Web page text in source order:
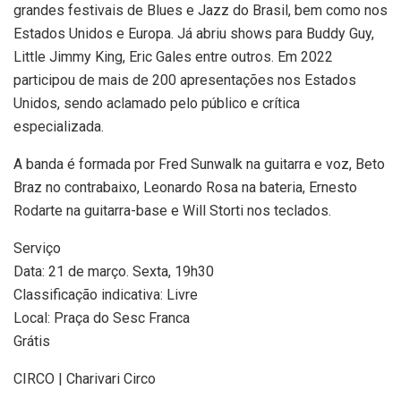
grandes festivais de Blues e Jazz do Brasil, bem como nos
Estados Unidos e Europa. Já abriu shows para Buddy Guy,
Little Jimmy King, Eric Gales entre outros. Em 2022
participou de mais de 200 apresentações nos Estados
Unidos, sendo aclamado pelo público e crítica
especializada.
A banda é formada por Fred Sunwalk na guitarra e voz, Beto
Braz no contrabaixo, Leonardo Rosa na bateria, Ernesto
Rodarte na guitarra-base e Will Storti nos teclados.
Serviço
Data: 21 de março. Sexta, 19h30
Classificação indicativa: Livre
Local: Praça do Sesc Franca
Grátis
CIRCO | Charivari Circo